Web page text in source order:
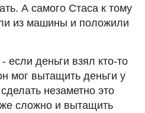
А самого Стаса к тому
из машины и положили
если деньги взял кто-то
мог вытащить деньги у
незаметно это
сложно и вытащить